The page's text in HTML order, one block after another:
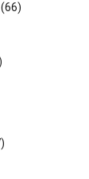
(66)